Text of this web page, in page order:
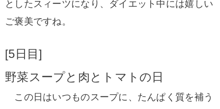
としたスィーツになり、ダイエット中には嬉しい
ご褒美ですね。
[5日目]
野菜スープと肉とトマトの日
この日はいつものスープに、たんぱく質を補う